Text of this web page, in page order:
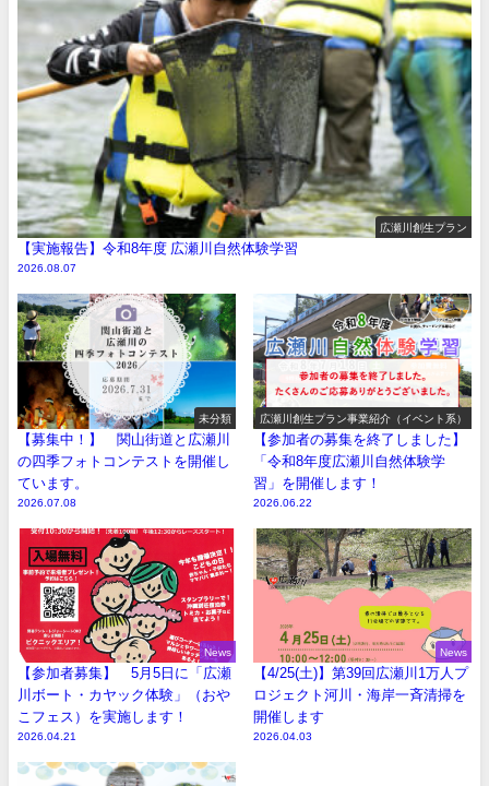
広瀬川創生プラン
【実施報告】令和8年度 広瀬川自然体験学習
2026.08.07
未分類
【募集中！】 関山街道と広瀬川
の四季フォトコンテストを開催し
ています。
2026.07.08
広瀬川創生プラン事業紹介（イベント系）
【参加者の募集を終了しました】
「令和8年度広瀬川自然体験学
習」を開催します！
2026.06.22
News
【参加者募集】 5月5日に「広瀬
川ボート・カヤック体験」（おや
こフェス）を実施します！
2026.04.21
News
【4/25(土)】第39回広瀬川1万人プ
ロジェクト河川・海岸一斉清掃を
開催します
2026.04.03